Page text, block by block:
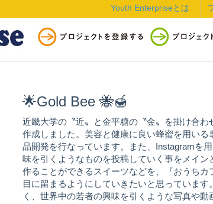
Youth Enterpriseとは
🌟Gold Bee 🐝🍯
近畿大学の〝近〟と金平糖の〝金〟を掛け合
作成しました。美容と健康に良い蜂蜜を用い
品開発を行なっています。また、Instagramを
味を引くようなものを投稿していく事をメイ
作ることができるスイーツなどを、『おうち
目に留まるようにしていきたいと思っていま
く、世界中の若者の興味を引くような写真や動